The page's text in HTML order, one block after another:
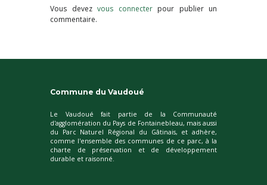
Vous devez vous connecterpour publier un
commentaire.
Commune du Vaudoué
Le Vaudoué fait partie de la Communauté
d'agglomération du Pays de Fontainebleau, mais aussi
du Parc Naturel Régional du Gâtinais, et adhère,
comme l'ensemble des communes de ce parc, à la
charte de préservation et de développement
durable et raisonné.